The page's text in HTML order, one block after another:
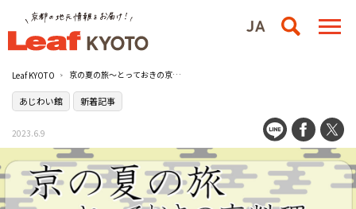
Leaf KYOTO 京の夏の旅～とっておきの京料理～日本酒と京料理のマリアージュイベントが8月19日（土）開催
あじわい館 新着記事
2023.6.9